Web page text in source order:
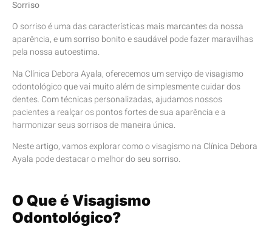
Sorriso
O sorriso é uma das características mais marcantes da nossa
aparência, e um sorriso bonito e saudável pode fazer maravilhas
pela nossa autoestima.
Na Clínica Debora Ayala, oferecemos um serviço de visagismo
odontológico que vai muito além de simplesmente cuidar dos
dentes. Com técnicas personalizadas, ajudamos nossos
pacientes a realçar os pontos fortes de sua aparência e a
harmonizar seus sorrisos de maneira única.
Neste artigo, vamos explorar como o visagismo na Clínica Debora
Ayala pode destacar o melhor do seu sorriso.
O Que é Visagismo
Odontológico?